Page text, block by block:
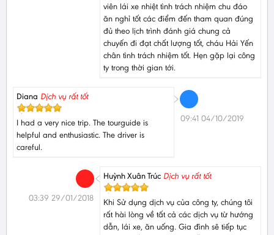
viên lái xe nhiệt tình trách nhiệm chu đáo
ăn nghỉ tốt các điểm đến tham quan đúng
đủ theo lịch trình đánh giá chung cả
chuyến đi đạt chất lượng tốt, cháu Hải Yến
chân tình trách nhiệm tốt. Hẹn gặp lại công
ty trong thời gian tới.
Diana Dịch vụ rất tốt
I had a very nice trip. The tourguide is
helpful and enthusiastic. The driver is
careful.
09:41 04/10/2019
Huỳnh Xuân Trúc Dịch vụ rất tốt
Khi Sử dụng dịch vụ của công ty, chúng tôi
rất hài lòng về tất cả các dịch vụ từ hướng
dẫn, lái xe, ăn uống. Gia đình sẽ tiếp tục
03:39 29/01/2018